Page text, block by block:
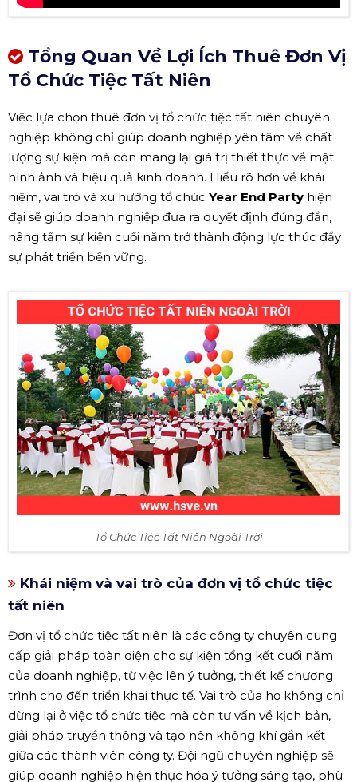
Tổng Quan Về Lợi Ích Thuê Đơn Vị
Tổ Chức Tiệc Tất Niên
Việc lựa chọn thuê đơn vị tổ chức tiệc tất niên chuyên
nghiệp không chỉ giúp doanh nghiệp yên tâm về chất
lượng sự kiện mà còn mang lại giá trị thiết thực về mặt
hình ảnh và hiệu quả kinh doanh. Hiểu rõ hơn về khái
niệm, vai trò và xu hướng tổ chức Year End Party hiện
đại sẽ giúp doanh nghiệp đưa ra quyết định đúng đắn,
nâng tầm sự kiện cuối năm trở thành động lực thúc đẩy
sự phát triển bền vững.
Tổ Chức Tiệc Tất Niên Ngoài Trời
Khái niệm và vai trò của đơn vị tổ chức tiệc
tất niên
Đơn vị tổ chức tiệc tất niên là các công ty chuyên cung
cấp giải pháp toàn diện cho sự kiện tổng kết cuối năm
của doanh nghiệp, từ việc lên ý tưởng, thiết kế chương
trình cho đến triển khai thực tế. Vai trò của họ không chỉ
dừng lại ở việc tổ chức tiệc mà còn tư vấn về kịch bản,
giải pháp truyền thông và tạo nên không khí gắn kết
giữa các thành viên công ty. Đội ngũ chuyên nghiệp sẽ
giúp doanh nghiệp hiện thực hóa ý tưởng sáng tạo, phù